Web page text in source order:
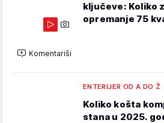
ključeve: Koliko
opremanje 75
Komentariši
ENTERIJER OD A DO Ž
Koliko košta
stana u 2025.